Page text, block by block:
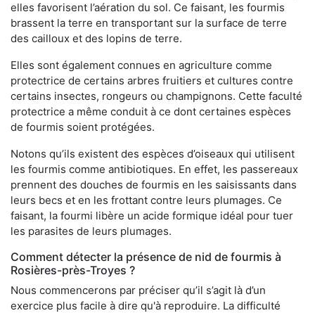
elles favorisent l’aération du sol. Ce faisant, les fourmis
brassent la terre en transportant sur la surface de terre
des cailloux et des lopins de terre.
Elles sont également connues en agriculture comme
protectrice de certains arbres fruitiers et cultures contre
certains insectes, rongeurs ou champignons. Cette faculté
protectrice a même conduit à ce dont certaines espèces
de fourmis soient protégées.
Notons qu’ils existent des espèces d’oiseaux qui utilisent
les fourmis comme antibiotiques. En effet, les passereaux
prennent des douches de fourmis en les saisissants dans
leurs becs et en les frottant contre leurs plumages. Ce
faisant, la fourmi libère un acide formique idéal pour tuer
les parasites de leurs plumages.
Comment détecter la présence de nid de fourmis à
Rosières-près-Troyes ?
Nous commencerons par préciser qu’il s’agit là d’un
exercice plus facile à dire qu'à reproduire. La difficulté